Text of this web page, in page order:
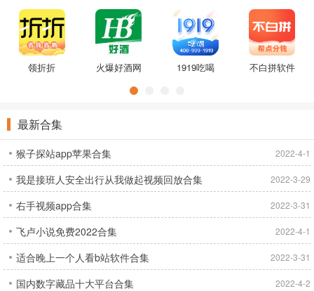
卖我们更专
业官网
领折折 火爆好酒网
1919吃喝
不白拼软件
最新合集
猴子探站app苹果合集 2022-4-1
我是接班人安全出行从我做起视频回放合集 2022-3-29
右手视频app合集 2022-3-31
飞卢小说免费2022合集 2022-4-1
适合晚上一个人看b站软件合集 2022-3-31
国内数字藏品十大平台合集 2022-4-2